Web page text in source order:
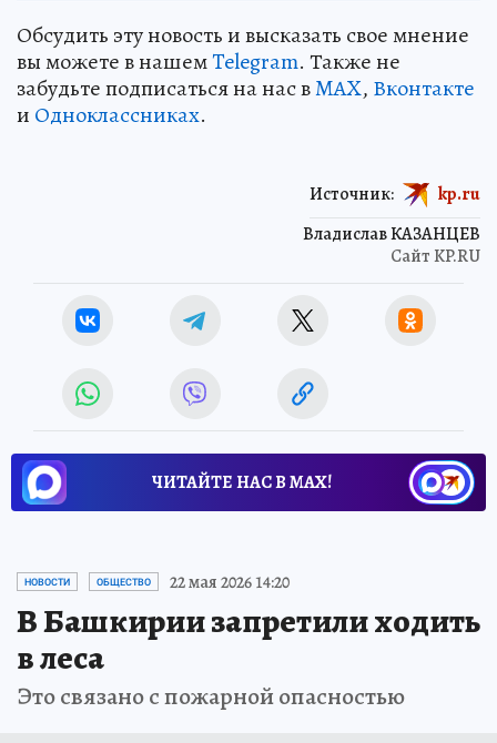
Обсудить эту новость и высказать свое мнение
вы можете в нашемTelegram. Также не
забудьте подписаться на нас вMAX, Вконтакте
и Одноклассниках.
Владислав КАЗАНЦЕВ
Сайт KP.RU
Источник: kp.ru
ЧИТАЙТЕ НАС В МАХ!
НОВОСТИ ОБЩЕСТВО 22 мая 2026 14:20
В Башкирии запретили ходить
в леса
Это связано с пожарной опасностью